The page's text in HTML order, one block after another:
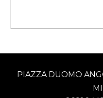
PIAZZA DUOMO